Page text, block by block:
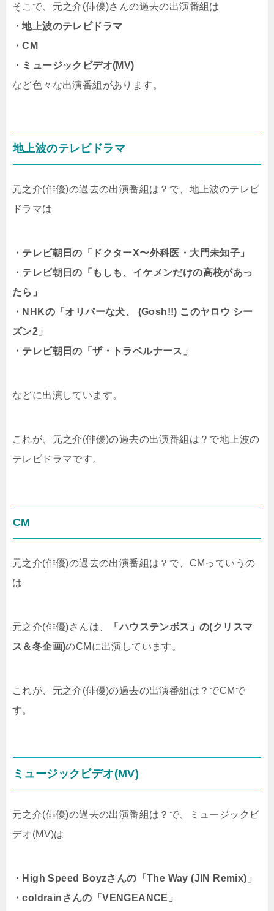
そこで、元之介(俳優)さんの過去の出演番組は
・地上波のテレビドラマ
・CM
・ミュージックビデオ(MV)
など色々な出演番組があります。
地上波のテレビドラマ
元之介(俳優)の過去の出演番組は？で、地上波のテレビ
ドラマは
・テレビ朝日の「ドクターX〜外科医・大門未知子」
・テレビ朝日の「もしも、イケメンだけの高校があっ
たら」
・NHKの「オリバーな犬、 (Gosh!!) このヤロウ シー
ズン2」
・テレビ朝日の「ザ・トラベルナース」
などに出演しています。
これが、元之介(俳優)の過去の出演番組は？で地上波の
テレビドラマです。
CM
元之介(俳優)の過去の出演番組は？で、CMっていうの
は
元之介(俳優)さんは、
「ハウステンボス」の(クリスマ
ス＆冬企画)のCMに出演しています。
これが、元之介(俳優)の過去の出演番組は？でCMで
す。
ミュージックビデオ(MV)
元之介(俳優)の過去の出演番組は？で、ミュージックビ
デオ(MV)は
・High Speed Boyzさんの「The Way (JIN Remix)」
・coldrainさんの「VENGEANCE」